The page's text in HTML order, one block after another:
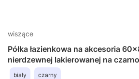
wiszące
Półka łazienkowa na akcesoria
nierdzewnej lakierowanej na
biały czarny